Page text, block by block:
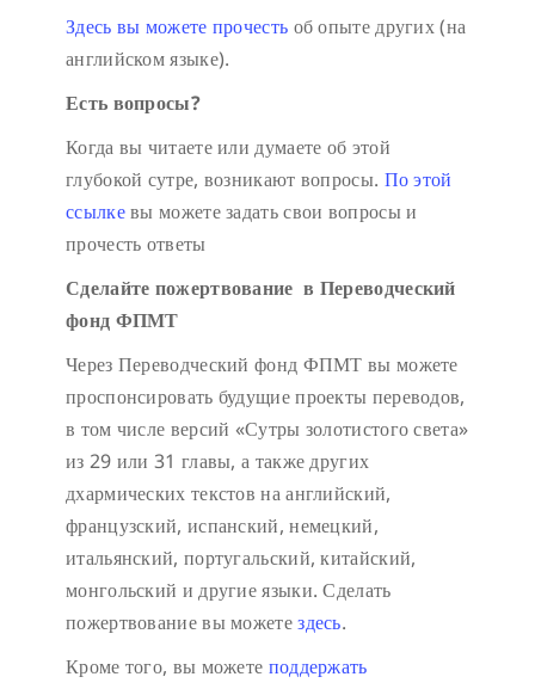
Здесь вы можете прочесть об опыте других (на
английском языке).
Есть вопросы?
Когда вы читаете или думаете об этой
глубокой сутре, возникают вопросы. По этой
ссылкевы можете задать свои вопросы и
прочесть ответы
Сделайте пожертвование в Переводческий
фонд ФПМТ
Через Переводческий фонд ФПМТ вы можете
проспонсировать будущие проекты переводов,
в том числе версий «Сутры золотистого света»
из 29 или 31 главы, а также других
дхармических текстов на английский,
французский, испанский, немецкий,
итальянский, португальский, китайский,
монгольский и другие языки. Сделать
пожертвование вы можетездесь.
Кроме того, вы можете поддержать